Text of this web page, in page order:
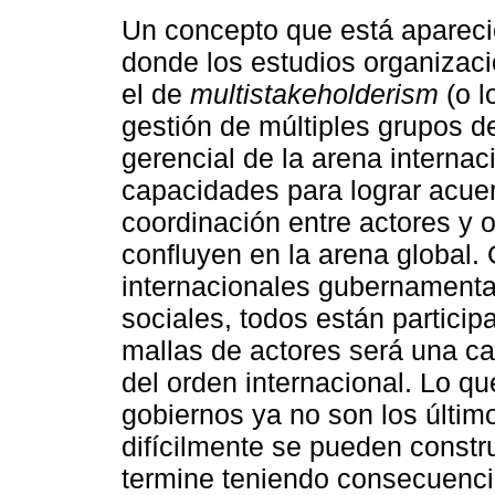
Un concepto que está
donde los estudios
el de multistakeholderism (o
gestión de múltiples grupos
gerencial de la arena
capacidades para lograr
coordinación entre actores y
confluyen en la arena global.
internacionales
sociales, todos están
mallas de actores será una
del orden internacional. Lo
gobiernos ya no son los
difícilmente se pueden
termine teniendo